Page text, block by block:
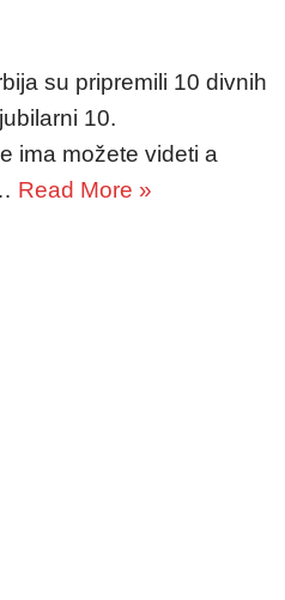
su pripremili 10 divnih
10.
ima možete videti a
Read More »